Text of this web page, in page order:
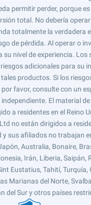
permitir perder, porque
total. No debería
totalmente la verdadera
de pérdida. Al operar o
su nivel de experiencia. Los
adicionales para su
productos. Si los
por favor, consulte con un
El material
a residentes en el Reino
no están dirigidos a
y sus afiliados no trabajan
Australia, Bonaire,
Irán, Liberia, Saipán,
Eustatius, Tahití, Turquía,
Marianas del Norte,
del Sur y otros países